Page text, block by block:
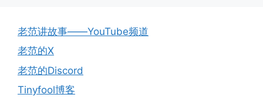
老范讲故事——YouTube频道
老范的X
老范的Discord
Tinyfool博客